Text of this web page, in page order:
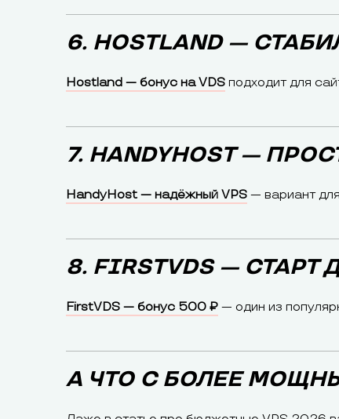
6. HOSTLAND —
Hostland — бонус на VDS подходит для
7. HANDYHOST —
HandyHost — надёжный VPS — вариант
8. FIRSTVDS —
FirstVDS — бонус 500 ₽ — один из
А ЧТО С БОЛЕЕ